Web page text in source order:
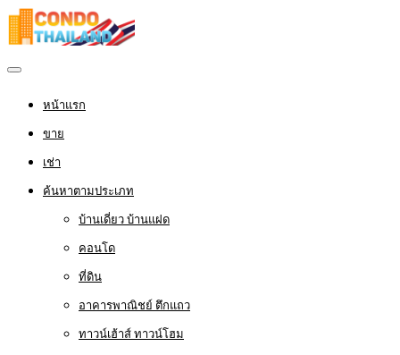
หน้าแรก
ขาย
เช่า
ค้นหาตามประเภท
บ้านเดี่ยว บ้านแฝด
คอนโด
ที่ดิน
อาคารพาณิชย์ ตึกแถว
ทาวน์เฮ้าส์ ทาวน์โฮม